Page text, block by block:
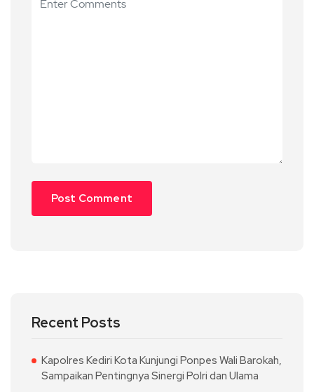
Recent Posts
Kapolres Kediri Kota Kunjungi Ponpes Wali Barokah,
Sampaikan Pentingnya Sinergi Polri dan Ulama